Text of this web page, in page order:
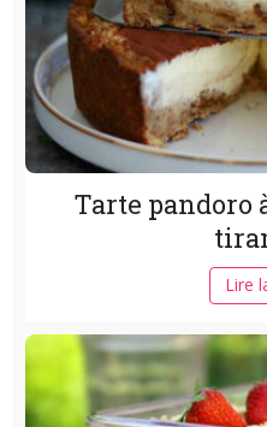
Tarte pandoro
Lire